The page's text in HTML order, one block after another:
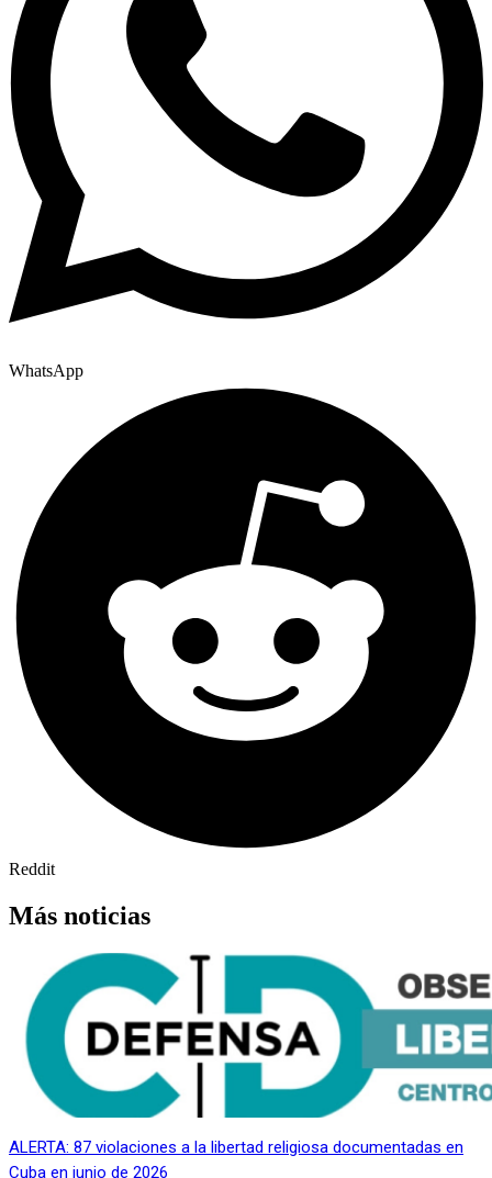
WhatsApp
Reddit
Más noticias
ALERTA: 87 violaciones a la libertad religiosa documentadas en
Cuba en junio de 2026